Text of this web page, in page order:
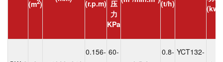
(m2) (r.p.m) 压
力
KPa
(t/h)
(kw)
0.156- 60- 0.8- YCT132-